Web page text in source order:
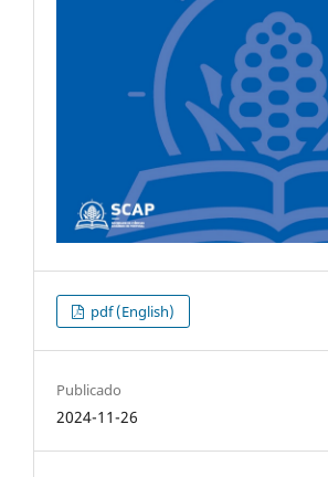
pdf (English)
Publicado
2024-11-26